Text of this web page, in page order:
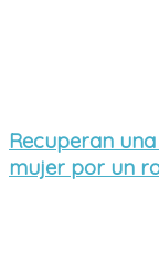
Recuperan
mujer por un